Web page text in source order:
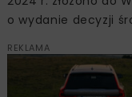
o wydanie decyzji
REKLAMA